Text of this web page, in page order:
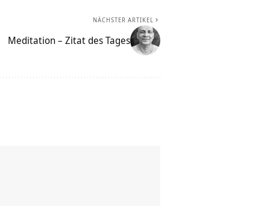
NÄCHSTER ARTIKEL
Meditation – Zitat des Tages